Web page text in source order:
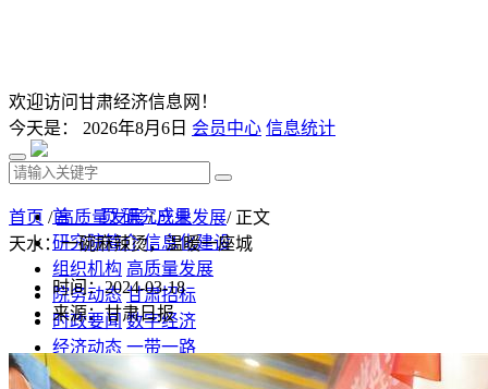
欢迎访问甘肃经济信息网！
今天是： 2026年8月6日 会员中心 信息统计
首 页 研究成果
研究院简介 信息化建设
组织机构 高质量发展
院务动态 甘肃招标
时政要闻 数字经济
经济动态 一带一路
发改视点
乡村振兴
首页 /高质量发展/产业发展/ 正文
天水：一碗麻辣烫，温暖一座城
时间：2024-03-18
来源：甘肃日报